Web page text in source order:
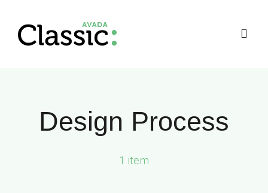
content
Design Process
1 item